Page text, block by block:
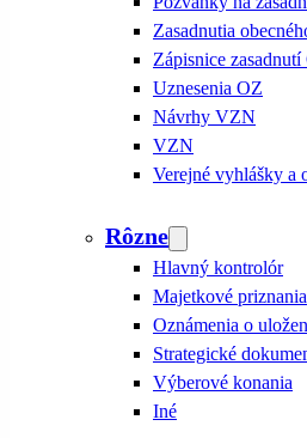
Zasadnutia
Zápisnice zasadnutí
Uznesenia OZ
Návrhy VZN
VZN
Verejné vyhlášky a
Rôzne
Hlavný kontrolór
Majetkové priznania
Oznámenia o
Strategické
Výberové konania
Iné